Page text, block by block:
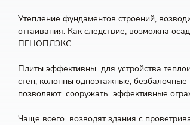
Утепление фундаментов строений,
оттаивания. Как следствие, возможна
ПЕНОПЛЭКС.
Плиты эффективны для устройства
стен, колонны одноэтажные,
позволяют сооружать эффективные
Чаще всего возводят здания с